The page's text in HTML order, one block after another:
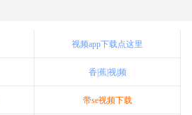
视频app下载点这里
香|蕉|视|频
带se视频下载